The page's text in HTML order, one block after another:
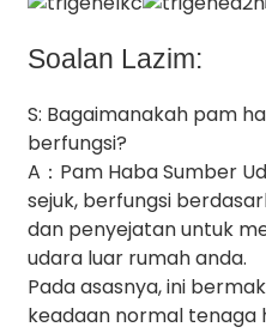
Soalan Lazim:
S: Bagaimanakah pam
berfungsi?
A：Pam Haba Sumber
sejuk, berfungsi
dan penyejatan untuk
udara luar rumah anda.
Pada asasnya, ini
keadaan normal tenaga